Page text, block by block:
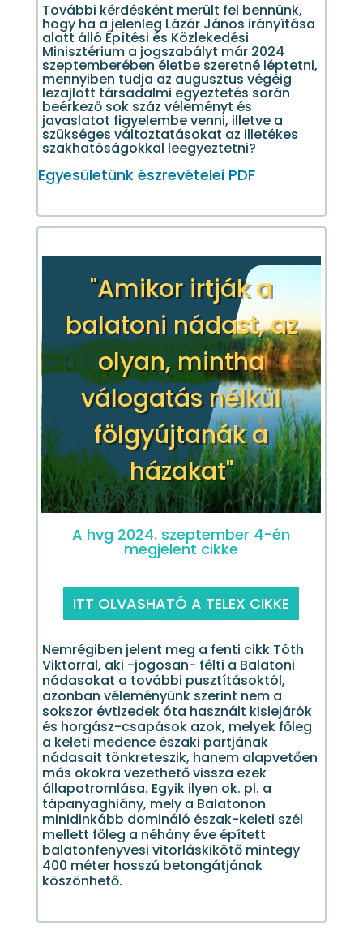
További kérdésként merült fel bennünk,
hogy ha a jelenleg Lázár János irányítása
alatt álló Építési és Közlekedési
Minisztérium a jogszabályt már 2024
szeptemberében életbe szeretné léptetni,
mennyiben tudja az augusztus végéig
lezajlott társadalmi egyeztetés során
beérkező sok száz véleményt és
javaslatot figyelembe venni, illetve a
szükséges változtatásokat az illetékes
szakhatóságokkal leegyeztetni?
Egyesületünk észrevételei PDF
"Amikor irtják a
balatoni nádast, az
olyan, mintha
válogatás nélkül
fölgyújtanák a
házakat"
A hvg 2024. szeptember 4-én
megjelent cikke
ITT OLVASHATÓ A TELEX CIKKE
Nemrégiben jelent meg a fenti cikk Tóth
Viktorral, aki -jogosan- félti a Balatoni
nádasokat a további pusztításoktól,
azonban véleményünk szerint nem a
sokszor évtizedek óta használt kislejárók
és horgász-csapások azok, melyek főleg
a keleti medence északi partjának
nádasait tönkreteszik, hanem alapvetően
más okokra vezethető vissza ezek
állapotromlása. Egyik ilyen ok. pl. a
tápanyaghiány, mely a Balatonon
minidinkább domináló észak-keleti szél
mellett főleg a néhány éve épített
balatonfenyvesi vitorláskikötő mintegy
400 méter hosszú betongátjának
köszönhető.